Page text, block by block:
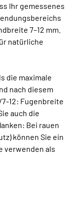
Ihr gemessenes
7–12 mm.
natürliche
die maximale
nach diesem
12: Fugenbreite
auch die
Bei rauen
können Sie ein
verwenden als